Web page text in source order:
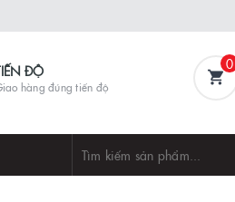
ĐỘ
hàng đúng tiến độ
0